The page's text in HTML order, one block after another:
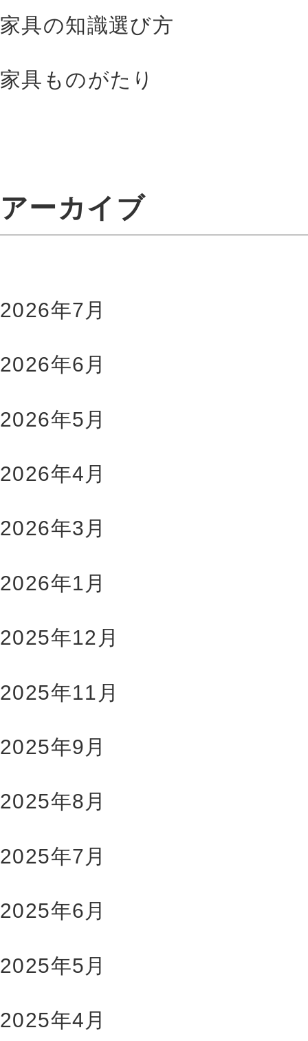
家具の知識選び方
家具ものがたり
アーカイブ
2026年7月
2026年6月
2026年5月
2026年4月
2026年3月
2026年1月
2025年12月
2025年11月
2025年9月
2025年8月
2025年7月
2025年6月
2025年5月
2025年4月